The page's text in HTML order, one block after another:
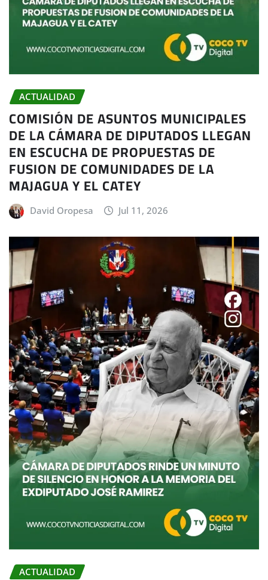
ACTUALIDAD
COMISIÓN DE ASUNTOS MUNICIPALES
DE LA CÁMARA DE DIPUTADOS LLEGAN
EN ESCUCHA DE PROPUESTAS DE
FUSION DE COMUNIDADES DE LA
MAJAGUA Y EL CATEY
David Oropesa Jul 11, 2026
ACTUALIDAD